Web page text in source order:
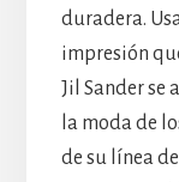
duradera.
impresión
Jil Sander se
la moda de
de su línea